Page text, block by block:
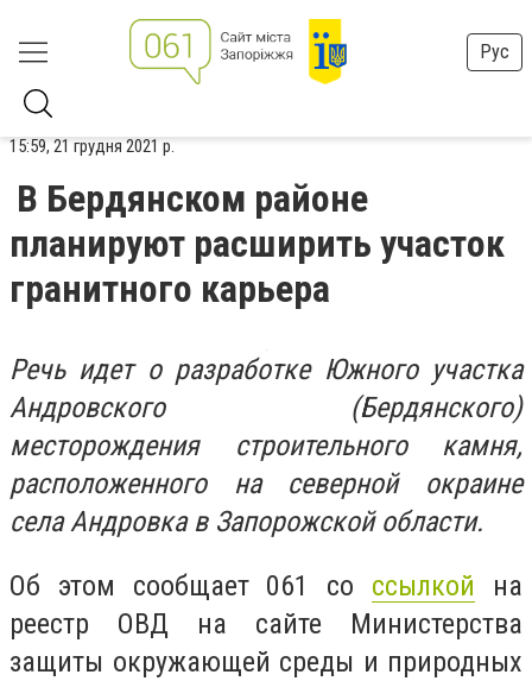
Рус
15:59, 21 грудня 2021 р.
В Бердянском районе
планируют расширить участок
гранитного карьера
Речь идет о разработке Южного участка
Андровского (Бердянского)
месторождения строительного камня,
расположенного на северной окраине
села Андровка в Запорожской области.
Об этом сообщает 061 со ссылкой на
реестр ОВД на сайте Министерства
защиты окружающей среды и природных